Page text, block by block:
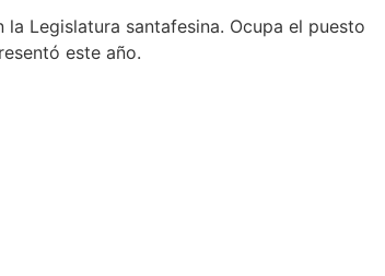
Legislatura santafesina. Ocupa el puesto
este año.